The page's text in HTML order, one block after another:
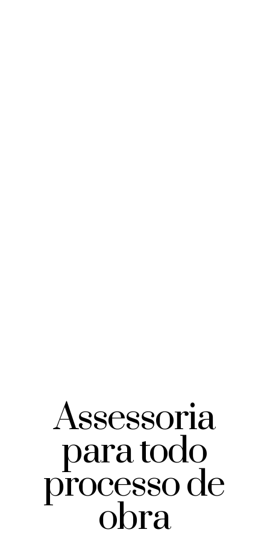
Assessoria
para todo
processo de
obra